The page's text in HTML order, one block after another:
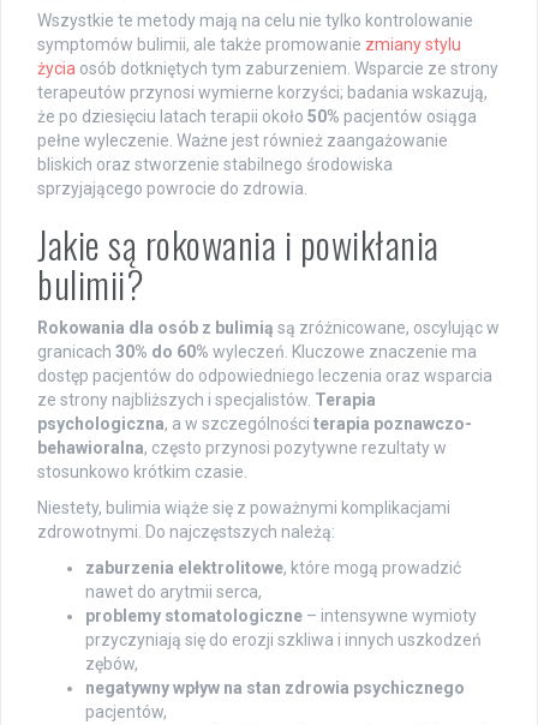
Wszystkie te metody mają na celu nie tylko kontrolowanie
symptomów bulimii, ale także promowanie zmiany stylu
życia osób dotkniętych tym zaburzeniem. Wsparcie ze strony
terapeutów przynosi wymierne korzyści; badania wskazują,
że po dziesięciu latach terapii około 50% pacjentów osiąga
pełne wyleczenie. Ważne jest również zaangażowanie
bliskich oraz stworzenie stabilnego środowiska
sprzyjającego powrocie do zdrowia.
Jakie są rokowania i powikłania
bulimii?
Rokowania dla osób z bulimią są zróżnicowane, oscylując w
granicach 30% do 60% wyleczeń. Kluczowe znaczenie ma
dostęp pacjentów do odpowiedniego leczenia oraz wsparcia
ze strony najbliższych i specjalistów. Terapia
psychologiczna, a w szczególności terapia poznawczo-
behawioralna, często przynosi pozytywne rezultaty w
stosunkowo krótkim czasie.
Niestety, bulimia wiąże się z poważnymi komplikacjami
zdrowotnymi. Do najczęstszych należą:
zaburzenia elektrolitowe, które mogą prowadzić
nawet do arytmii serca,
problemy stomatologiczne – intensywne wymioty
przyczyniają się do erozji szkliwa i innych uszkodzeń
zębów,
negatywny wpływ na stan zdrowia psychicznego
pacjentów,